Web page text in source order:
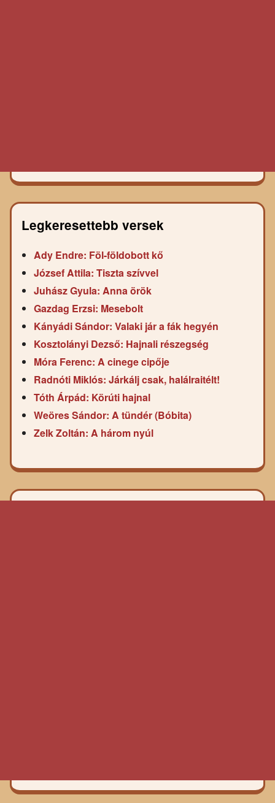
Legkeresettebb versek
Ady Endre: Föl-földobott kő
József Attila: Tiszta szívvel
Juhász Gyula: Anna örök
Gazdag Erzsi: Mesebolt
Kányádi Sándor: Valaki jár a fák hegyén
Kosztolányi Dezső: Hajnali részegség
Móra Ferenc: A cinege cipője
Radnóti Miklós: Járkálj csak, halálraitélt!
Tóth Árpád: Körúti hajnal
Weöres Sándor: A tündér (Bóbita)
Zelk Zoltán: A három nyúl